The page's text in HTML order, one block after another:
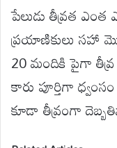
పేలుడు తీవ్రత
ప్రయాణికులు సహా
20 మందికి పైగా
కారు పూర్తిగా
కూడా తీవ్రంగా